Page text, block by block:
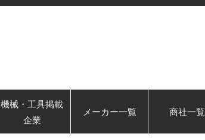
機械・工具掲載
企業
メーカー一覧 商社一覧